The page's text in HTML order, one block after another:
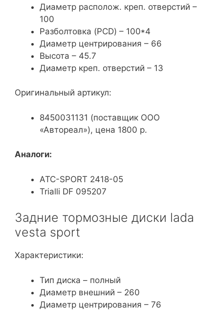
Диаметр располож. креп. отверстий –
100
Разболтовка (PCD) – 100*4
Диаметр центрирования – 66
Высота – 45.7
Диаметр креп. отверстий – 13
Оригинальный артикул:
8450031131 (поставщик ООО
«Автореал»), цена 1800 р.
Аналоги:
АТС-SPORT 2418-05
Trialli DF 095207
Задние тормозные диски lada
vesta sport
Характеристики:
Тип диска – полный
Диаметр внешний – 260
Диаметр центрирования – 76